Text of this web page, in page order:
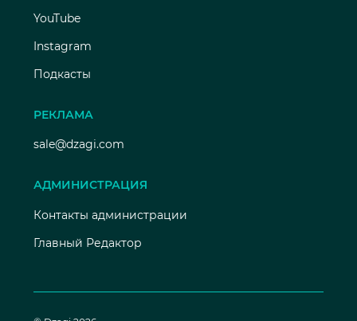
YouTube
Instagram
Подкасты
РЕКЛАМА
sale@dzagi.com
АДМИНИСТРАЦИЯ
Контакты администрации
Главный Редактор